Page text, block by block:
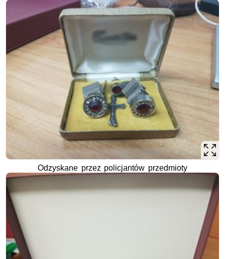
Odzyskane przez policjantów przedmioty